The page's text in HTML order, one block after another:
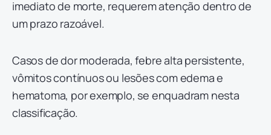
imediato de morte, requerem atenção dentro de
um prazo razoável.
Casos de dor moderada, febre alta persistente,
vômitos contínuos ou lesões com edema e
hematoma, por exemplo, se enquadram nesta
classificação.